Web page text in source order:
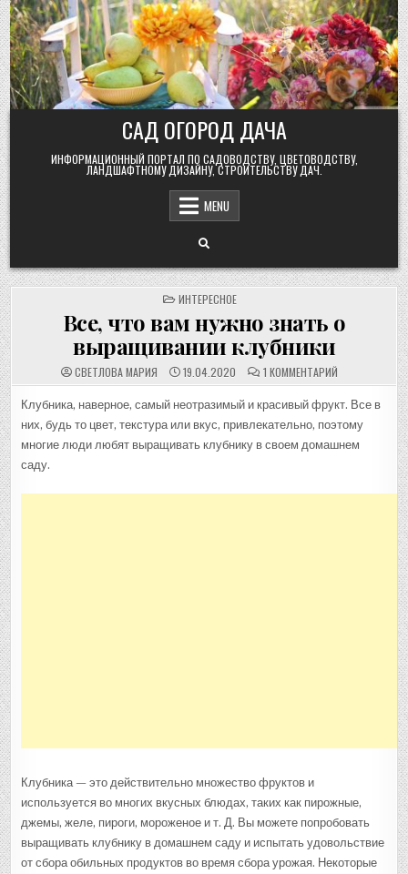
Skip
to
content
САД ОГОРОД ДАЧА
ИНФОРМАЦИОННЫЙ ПОРТАЛ ПО САДОВОДСТВУ, ЦВЕТОВОДСТВУ,
ЛАНДШАФТНОМУ ДИЗАЙНУ, СТРОИТЕЛЬСТВУ ДАЧ.
MENU
POSTED
IN
ИНТЕРЕСНОЕ
Все, что вам нужно знать о
выращивании клубники
СВЕТЛОВА МАРИЯ 19.04.2020 1 КОММЕНТАРИЙ
ЗАПИСИ
ЧТО
НУЖНО
ЗНАТЬ
О
ВЫРАЩИВАНИИ
Клубника, наверное, самый неотразимый и красивый фрукт. Все в
них, будь то цвет, текстура или вкус, привлекательно, поэтому
многие люди любят выращивать клубнику в своем домашнем
саду.
Клубника — это действительно множество фруктов и
используется во многих вкусных блюдах, таких как пирожные,
джемы, желе, пироги, мороженое и т. Д. Вы можете попробовать
выращивать клубнику в домашнем саду и испытать удовольствие
от сбора обильных продуктов во время сбора урожая. Некоторые